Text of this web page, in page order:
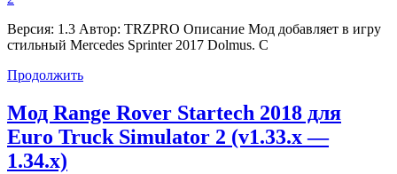
Версия: 1.3 Автор: TRZPRO Описание Мод добавляет в игру
стильный Mercedes Sprinter 2017 Dolmus. С
Продолжить
Мод Range Rover Startech 2018 для
Euro Truck Simulator 2 (v1.33.x —
1.34.x)